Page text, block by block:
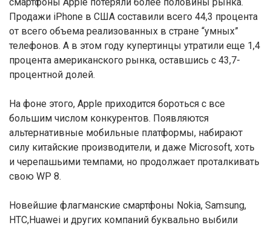
Продажи iPhone в США составили всего 44,3 процента
от всего объема реализованных в стране “умных”
телефонов. А в этом году купертинцы утратили еще 1,4
процента американского рынка, оставшись с 43,7-
процентной долей.
На фоне этого, Apple приходится бороться с все
большим числом конкурентов. Появляются
альтернативные мобильные платформы, набирают
силу китайские производители, и даже Microsoft, хоть
и черепашьими темпами, но продолжает проталкивать
свою WP 8.
Новейшие флагманские смартфоны Nokia, Samsung,
HTC,Huawei и других компаний буквально выбили